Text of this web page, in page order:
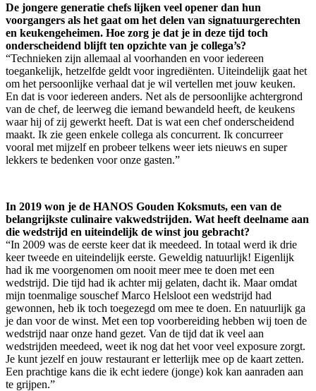
De jongere generatie chefs lijken veel opener dan hun
voorgangers als het gaat om het delen van signatuurgerechten
en keukengeheimen. Hoe zorg je dat je in deze tijd toch
onderscheidend blijft ten opzichte van je collega’s?
“Technieken zijn allemaal al voorhanden en voor iedereen
toegankelijk, hetzelfde geldt voor ingrediënten. Uiteindelijk gaat het
om het persoonlijke verhaal dat je wil vertellen met jouw keuken.
En dat is voor iedereen anders. Net als de persoonlijke achtergrond
van de chef, de leerweg die iemand bewandeld heeft, de keukens
waar hij of zij gewerkt heeft. Dat is wat een chef onderscheidend
maakt. Ik zie geen enkele collega als concurrent. Ik concurreer
vooral met mijzelf en probeer telkens weer iets nieuws en super
lekkers te bedenken voor onze gasten.”
In 2019 won je de HANOS Gouden Koksmuts, een van de
belangrijkste culinaire vakwedstrijden. Wat heeft deelname aan
die wedstrijd en uiteindelijk de winst jou gebracht?
“In 2009 was de eerste keer dat ik meedeed. In totaal werd ik drie
keer tweede en uiteindelijk eerste. Geweldig natuurlijk! Eigenlijk
had ik me voorgenomen om nooit meer mee te doen met een
wedstrijd. Die tijd had ik achter mij gelaten, dacht ik. Maar omdat
mijn toenmalige souschef Marco Helsloot een wedstrijd had
gewonnen, heb ik toch toegezegd om mee te doen. En natuurlijk ga
je dan voor de winst. Met een top voorbereiding hebben wij toen de
wedstrijd naar onze hand gezet. Van de tijd dat ik veel aan
wedstrijden meedeed, weet ik nog dat het voor veel exposure zorgt.
Je kunt jezelf en jouw restaurant er letterlijk mee op de kaart zetten.
Een prachtige kans die ik echt iedere (jonge) kok kan aanraden aan
te grijpen.”